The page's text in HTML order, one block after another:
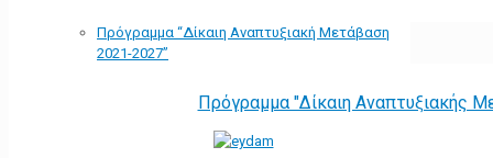
Πρόγραμμα “Δίκαιη Αναπτυξιακή Μετάβαση
2021-2027”
Πρόγραμμα "Δίκαιη Αναπτυξιακής